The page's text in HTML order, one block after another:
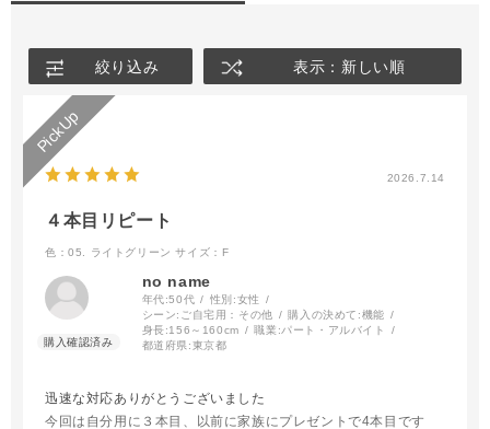
絞り込み 表示：新しい順
2026.7.14
４本目リピート
色：05. ライトグリーン サイズ：F
no name
年代:50代 性別:女性
シーン: ご自宅用：その他 購入の決めて:機能
身長:156～160cm 職業:パート・アルバイト
都道府県:東京都
迅速な対応ありがとうございました
今回は自分用に３本目、以前に家族にプレゼントで4本目です